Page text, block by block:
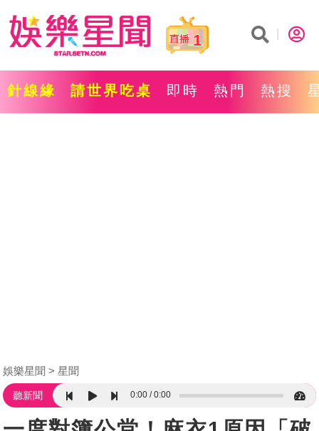
1
針線緣 請世界吃桌 即時 熱門 熱搜
娛樂星聞 星聞
聽新聞 0:00 0:00